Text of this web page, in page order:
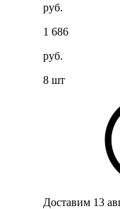
руб.
1 686
руб.
8 шт
Доставим 13